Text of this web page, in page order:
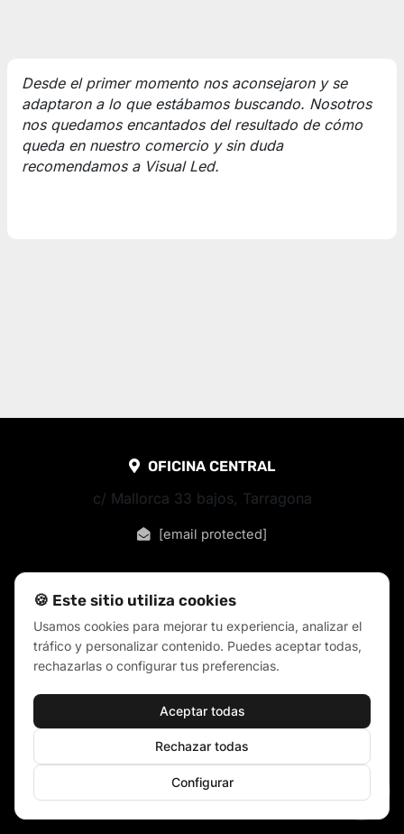
Desde el primer momento nos aconsejaron y se
adaptaron a lo que estábamos buscando. Nosotros
nos quedamos encantados del resultado de cómo
queda en nuestro comercio y sin duda
recomendamos a Visual Led.
OFICINA CENTRAL
c/ Mallorca 33 bajos, Tarragona
[email protected]
🍪 Este sitio utiliza cookies
Usamos cookies para mejorar tu experiencia, analizar el
tráfico y personalizar contenido. Puedes aceptar todas,
rechazarlas o configurar tus preferencias.
Aceptar todas
Rechazar todas
Configurar